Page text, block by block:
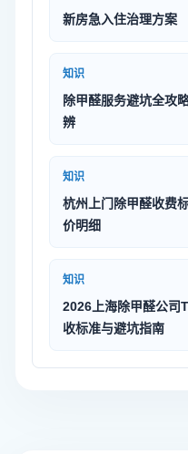
新房急入住治理方案
知识
除甲醛服务避坑全攻
辨
知识
杭州上门除甲醛收费
价明细
知识
2026上海除甲醛公司
收标准与避坑指南